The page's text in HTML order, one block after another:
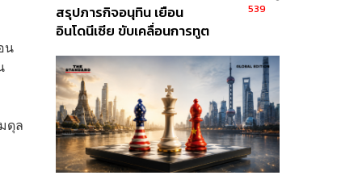
น
ดุล
สรุปภารกิจอนุทิน เยือน
อินโดนีเซีย ขับเคลื่อนการทูต
ส่วนยุทธศาสตร์ไทย –
อินโดนีเซีย
539